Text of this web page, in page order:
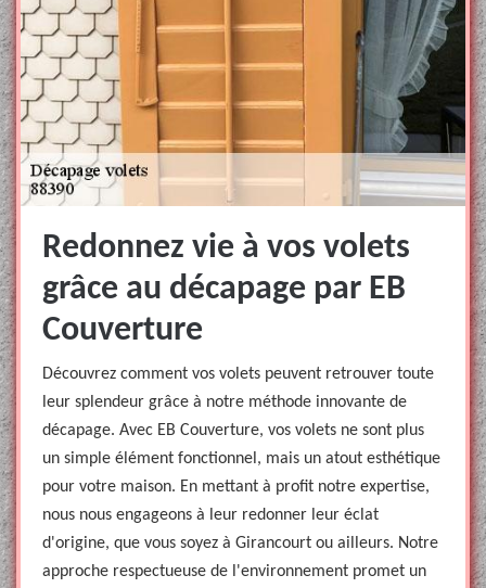
Redonnez vie à vos volets
grâce au décapage par EB
Couverture
Découvrez comment vos volets peuvent retrouver toute
leur splendeur grâce à notre méthode innovante de
décapage. Avec EB Couverture, vos volets ne sont plus
un simple élément fonctionnel, mais un atout esthétique
pour votre maison. En mettant à profit notre expertise,
nous nous engageons à leur redonner leur éclat
d'origine, que vous soyez à Girancourt ou ailleurs. Notre
approche respectueuse de l'environnement promet un